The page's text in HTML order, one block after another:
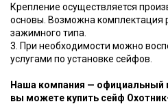
Крепление осуществляется
основы. Возможна
зажимного типа.
3. При необходимости можно
услугами по установке сейфов.
Наша компания — официальный
вы можете купить сейф